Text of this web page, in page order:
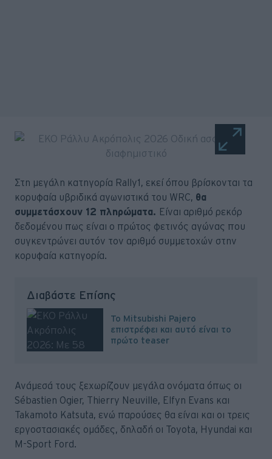
Στη μεγάλη κατηγορία Rally1, εκεί όπου βρίσκονται τα
κορυφαία υβριδικά αγωνιστικά του WRC, θα
συμμετάσχουν 12 πληρώματα. Είναι αριθμό ρεκόρ
δεδομένου πως είναι ο πρώτος φετινός αγώνας που
συγκεντρώνει αυτόν τον αριθμό συμμετοχών στην
κορυφαία κατηγορία.
Διαβάστε Επίσης
Το Mitsubishi Pajero
επιστρέφει και αυτό είναι το
πρώτο teaser
Ανάμεσά τους ξεχωρίζουν μεγάλα ονόματα όπως οι
Sébastien Ogier, Thierry Neuville, Elfyn Evans και
Takamoto Katsuta, ενώ παρούσες θα είναι και οι τρεις
εργοστασιακές ομάδες, δηλαδή οι Toyota, Hyundai και
M-Sport Ford.